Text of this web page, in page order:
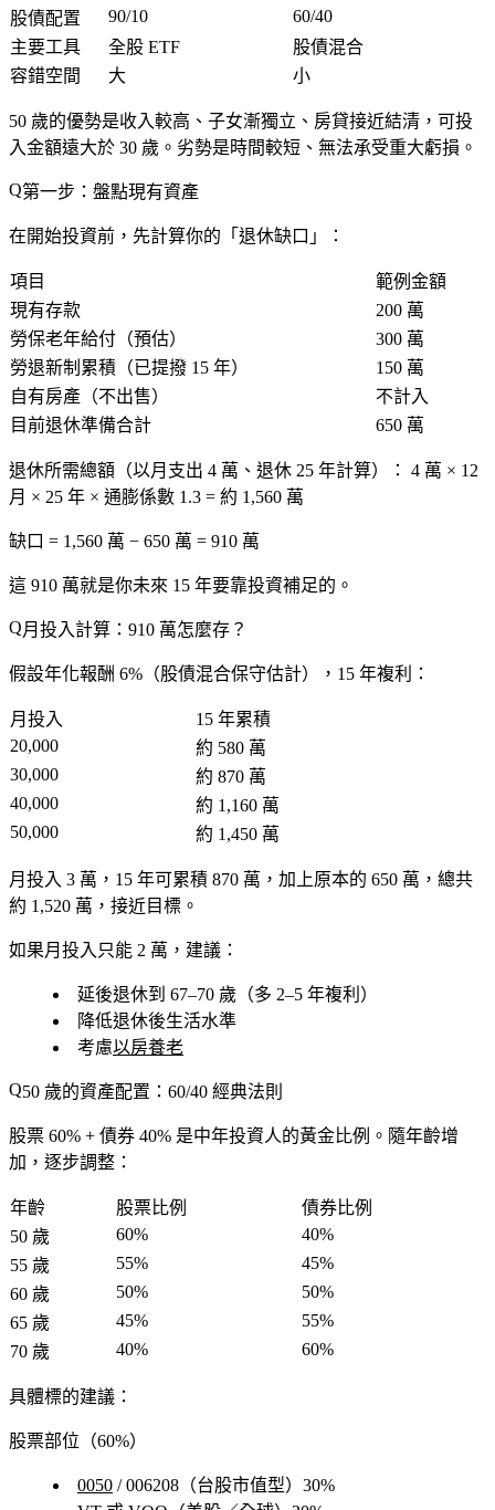
股債配置
90/10
60/40
主要工具
全股 ETF
股債混合
容錯空間
大 小
50 歲的優勢是收入較高、子女漸獨立、房貸接近結清 ，可投
入金額遠大於 30 歲。劣勢是時間較短、無法承受重大虧損 。
第一步：盤點現有資產
在開始投資前，先計算你的「退休缺口」：
項目
範例金額
現有存款
200 萬
勞保老年給付（預估）
300 萬
勞退新制累積（已提撥 15 年）
150 萬
自有房產（不出售）
不計入
目前退休準備合計
650 萬
退休所需總額 （以月支出 4 萬、退休 25 年計算）： 4 萬 × 12
月 × 25 年 × 通膨係數 1.3 = 約 1,560 萬
缺口 = 1,560 萬 − 650 萬 = 910 萬
這 910 萬就是你未來 15 年要靠投資補足的。
月投入計算：910 萬怎麼存？
假設年化報酬 6%（股債混合保守估計），15 年複利：
月投入
15 年累積
20,000
約 580 萬
30,000
約 870 萬
40,000
約 1,160 萬
50,000
約 1,450 萬
月投入 3 萬，15 年可累積 870 萬 ，加上原本的 650 萬，總共
約 1,520 萬， 接近目標 。
如果月投入只能 2 萬，建議：
延後退休到 67–70 歲（多 2–5 年複利）
降低退休後生活水準
考慮以房養老
50 歲的資產配置：60/40 經典法則
股票 60% + 債券 40% 是中年投資人的黃金比例。隨年齡增
加，逐步調整：
年齡 股票比例
債券比例
50 歲
60%
40%
55 歲
55%
45%
60 歲
50%
50%
65 歲
45%
55%
70 歲
40% 60%
具體標的建議：
股票部位（60%）
0050 / 006208（台股市值型）30%